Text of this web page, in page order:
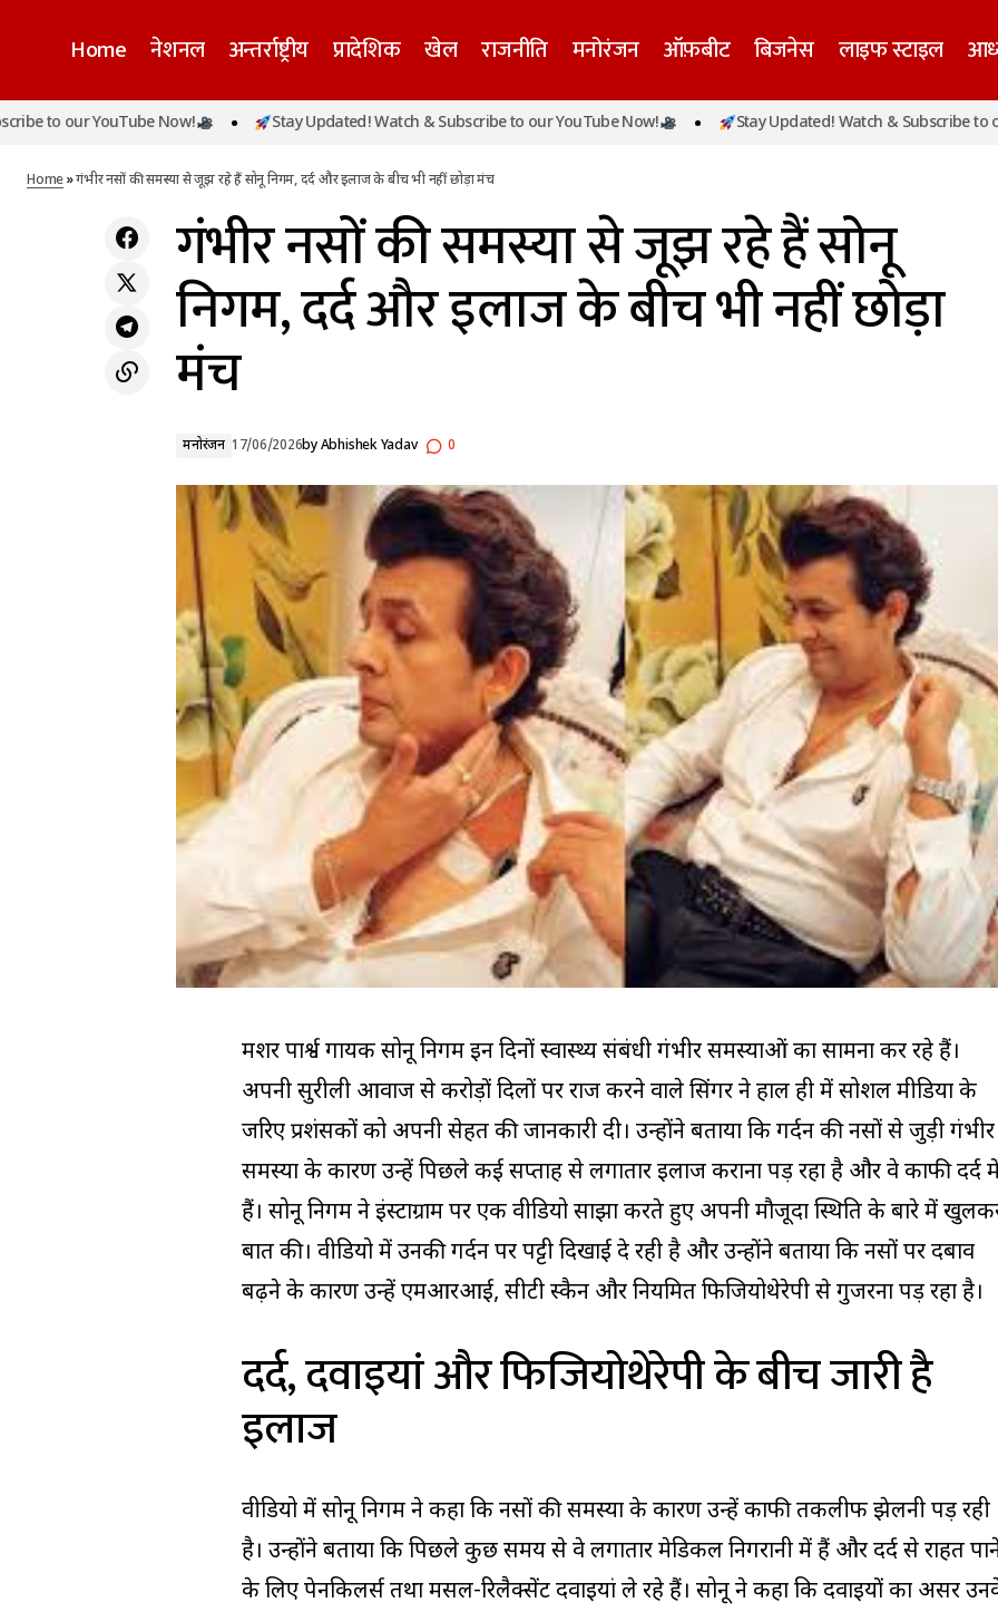
Home नेशनल अन्तर्राष्ट्रीय प्रादेशिक खेल राजनीति मनोरंजन ऑफ़बीट बिजनेस लाइफ स्टाइल
कर्नाटक में लोकायुक्त की बड़ी कार्रवाई: 8
अधिकारियों के 35 ठिकानों पर छापे, 31 करोड़ रुपये
गंभीर नसों की समस्या से जूझ रहे हैं सोनू निगम, दर्द और इलाज के बीच
YouTube Now! Stay Updated! Watch & Subscribe to our YouTube Now! Stay Updated! Watch & Subscribe to our
Home»गंभीर नसों की समस्या से जूझ रहे हैं सोनू निगम, दर्द और इलाज के बीच भी नहीं छोड़ा मंच
गंभीर नसों की समस्या से जूझ रहे हैं सोनू
निगम, दर्द और इलाज के बीच भी नहीं छोड़ा
मंच
मनोरंजन 17/06/2026byAbhishek Yadav 0
मशहूर पार्श्व गायक सोनू निगम इन दिनों स्वास्थ्य संबंधी गंभीर समस्याओं का सामना कर रहे हैं।
अपनी सुरीली आवाज से करोड़ों दिलों पर राज करने वाले सिंगर ने हाल ही में सोशल मीडिया के
जरिए प्रशंसकों को अपनी सेहत की जानकारी दी। उन्होंने बताया कि गर्दन की नसों से जुड़ी गंभीर
समस्या के कारण उन्हें पिछले कई सप्ताह से लगातार इलाज कराना पड़ रहा है और वे काफी दर्द
हैं। सोनू निगम ने इंस्टाग्राम पर एक वीडियो साझा करते हुए अपनी मौजूदा स्थिति के बारे में
बात की। वीडियो में उनकी गर्दन पर पट्टी दिखाई दे रही है और उन्होंने बताया कि नसों पर दबाव
बढ़ने के कारण उन्हें एमआरआई, सीटी स्कैन और नियमित फिजियोथेरेपी से गुजरना पड़ रहा है।
दर्द, दवाइयां और फिजियोथेरेपी के बीच जारी है
इलाज
वीडियो में सोनू निगम ने कहा कि नसों की समस्या के कारण उन्हें काफी तकलीफ झेलनी पड़ रही
है। उन्होंने बताया कि पिछले कुछ समय से वे लगातार मेडिकल निगरानी में हैं और दर्द से राहत
के लिए पेनकिलर्स तथा मसल-रिलैक्सेंट दवाइयां ले रहे हैं। सोनू ने कहा कि दवाइयों का असर